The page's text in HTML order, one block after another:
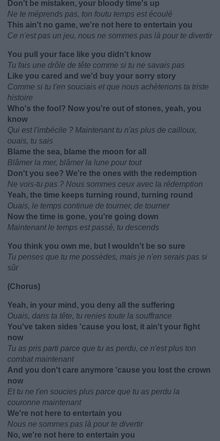
Don't be mistaken, your bloody time's up
Ne te méprends pas, ton foutu temps est écoulé
This ain't no game, we're not here to entertain you
Ce n'est pas un jeu, nous ne sommes pas là pour te divertir
You pull your face like you didn't know
Tu fais une drôle de tête comme si tu ne savais pas
Like you cared and we'd buy your sorry story
Comme si tu t'en souciais et que nous achèterions ta triste
histoire
Who's the fool? Now you're out of stones, yeah, you
know
Qui est l'imbécile ? Maintenant tu n'as plus de cailloux,
ouais, tu sais
Blame the sea, blame the moon for all
Blâmer la mer, blâmer la lune pour tout
Don't you see? We're the ones with the redemption
Ne vois-tu pas ? Nous sommes ceux avec la rédemption
Yeah, the time keeps turning round, turning round
Ouais, le temps continue de tourner, de tourner
Now the time is gone, you're going down
Maintenant le temps est passé, tu descends
You think you own me, but I wouldn't be so sure
Tu penses que tu me possèdes, mais je n'en serais pas si
sûr
(Chorus)
Yeah, in your mind, you deny all the suffering
Ouais, dans ta tête, tu renies toute la souffrance
You've taken sides 'cause you lost, it ain't your fight
now
Tu as pris parti parce que tu as perdu, ce n'est plus ton
combat maintenant
And you don't care anymore 'cause you lost the crown
now
Et tu ne t'en soucies plus parce que tu as perdu la
couronne maintenant
We're not here to entertain you
Nous ne sommes pas là pour te divertir
No, we're not here to entertain you